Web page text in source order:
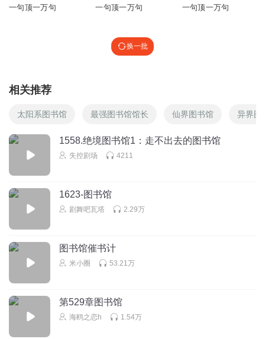
一句顶一万句 一句顶一万句 一句顶一万句
换一批
相关推荐
太阳系图书馆 最强图书馆馆长 仙界图书馆 异界图
1558.绝境图书馆1：走不出去的图书馆
失控剧场 4211
1623-图书馆
剧舞吧瓦塔 2.29万
图书馆催书计
米小圈 53.21万
第529章图书馆
海鸥之恋h 1.54万